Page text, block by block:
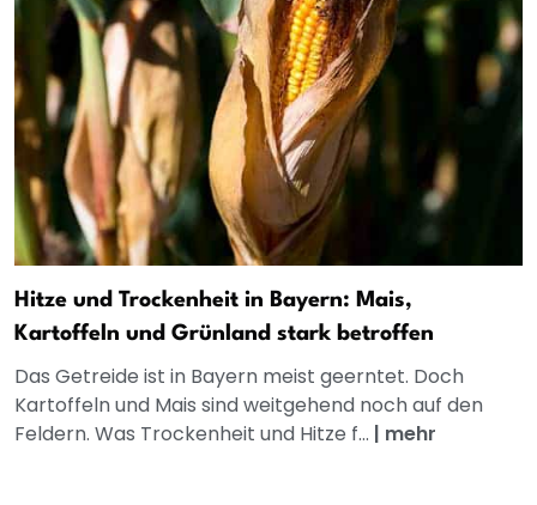
Hitze und Trockenheit in Bayern: Mais,
Kartoffeln und Grünland stark betroffen
Das Getreide ist in Bayern meist geerntet. Doch
Kartoffeln und Mais sind weitgehend noch auf den
Feldern. Was Trockenheit und Hitze f... | mehr